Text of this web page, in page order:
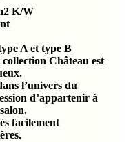
K/W
A et type B
Château est
l’univers du
d’appartenir à
facilement